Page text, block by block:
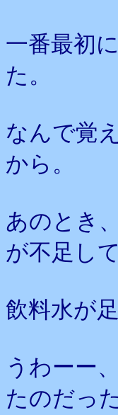
一番最初
た。
なんで覚
から。
あのとき
が不足し
飲料水が
うわーー
たのだった